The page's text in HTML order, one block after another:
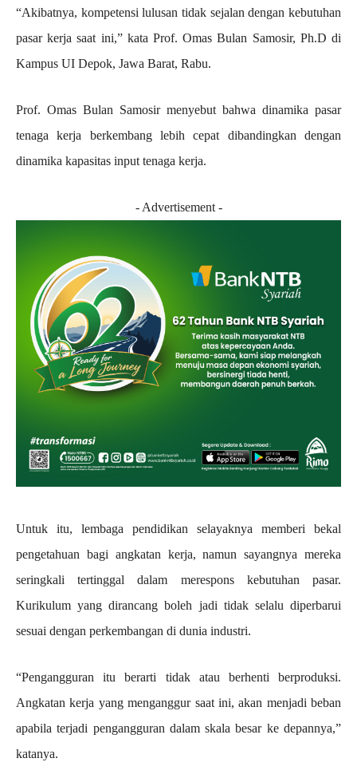
“Akibatnya, kompetensi lulusan tidak sejalan dengan kebutuhan
pasar kerja saat ini,” kata Prof. Omas Bulan Samosir, Ph.D di
Kampus UI Depok, Jawa Barat, Rabu.
Prof. Omas Bulan Samosir menyebut bahwa dinamika pasar
tenaga kerja berkembang lebih cepat dibandingkan dengan
dinamika kapasitas input tenaga kerja.
- Advertisement -
Untuk itu, lembaga pendidikan selayaknya memberi bekal
pengetahuan bagi angkatan kerja, namun sayangnya mereka
seringkali tertinggal dalam merespons kebutuhan pasar.
Kurikulum yang dirancang boleh jadi tidak selalu diperbarui
sesuai dengan perkembangan di dunia industri.
“Pengangguran itu berarti tidak atau berhenti berproduksi.
Angkatan kerja yang menganggur saat ini, akan menjadi beban
apabila terjadi pengangguran dalam skala besar ke depannya,”
katanya.